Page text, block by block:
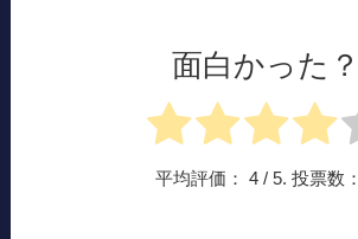
面白かった？
平均評価： 4/ 5. 投票数：